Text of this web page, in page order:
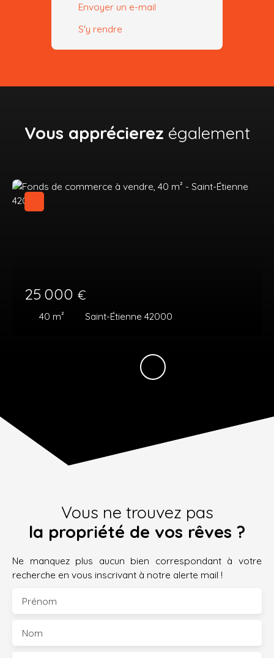
Envoyer un e-mail
S'y rendre
Vous apprécierez également
25 000 €
40 m² Saint-Étienne 42000
Vous ne trouvez pas
la propriété de vos rêves ?
Ne manquez plus aucun bien correspondant à votre
recherche en vous inscrivant à notre alerte mail !
Prénom
Nom